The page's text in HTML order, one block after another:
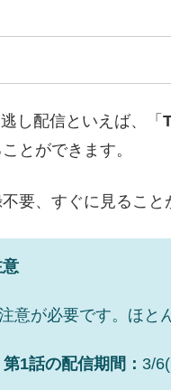
し配信といえば、「
とができます。
要、すぐに見ること
意が必要です。ほと
1話の配信期間： 3/